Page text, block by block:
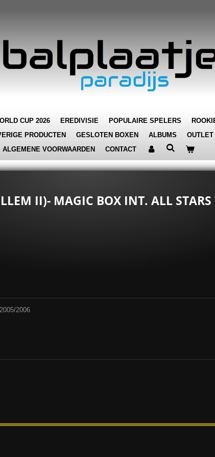
CUP 2026 EREDIVISIE POPULAIRE SPELERS
PRODUCTEN GESLOTEN BOXEN ALBUMS OUTLET
ALGEMENE VOORWAARDEN CONTACT
II)- MAGIC BOX INT. ALL
2006